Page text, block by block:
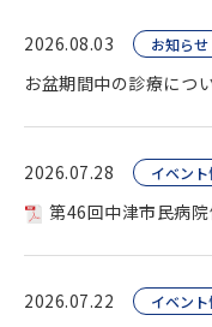
2026.08.03 お知らせ
お盆期間中の診療につ
2026.07.28 イベン
第46回中津市民病
2026.07.22 イベン